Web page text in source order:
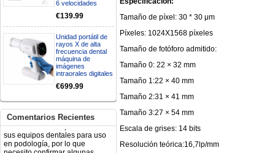
6 velocidades
€139.99
Unidad portátil de
rayos X de alta
frecuencia dental
máquina de
imágenes
intraorales digitales
€699.99
Comentarios Recientes
electróbisturí, quisiera saber si
tiene una "toma a tierra" lo que
va conectado al paciente, placa
neutra.Placa de retorno,
Electrodo de retorno Placa
neutra, gracias
Clinicadentalcunit
07/06/2026
Buenos días, Mi nombre es Sara
sus equipos dentales para uso
necesito confirmar algunas
características técnicas antes de
valorar su adquisición. En
Tamaño de píxel: 30 * 30 μm
Píxeles: 1024X1568 píxeles
Tamaño de fotóforo admitido:
Tamaño 0: 22 × 32 mm
Tamaño 1:22 × 40 mm
Tamaño 2:31 × 41 mm
Tamaño 3:27 × 54 mm
Escala de grises: 14 bits
Resolución teórica:16,7lp/mm